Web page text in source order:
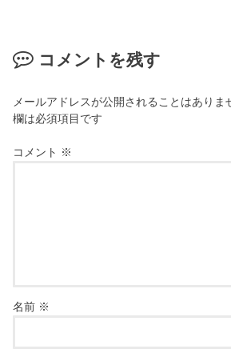
コメントを残す
メールアドレスが公開されることはありま
欄は必須項目です
コメント ※
名前 ※